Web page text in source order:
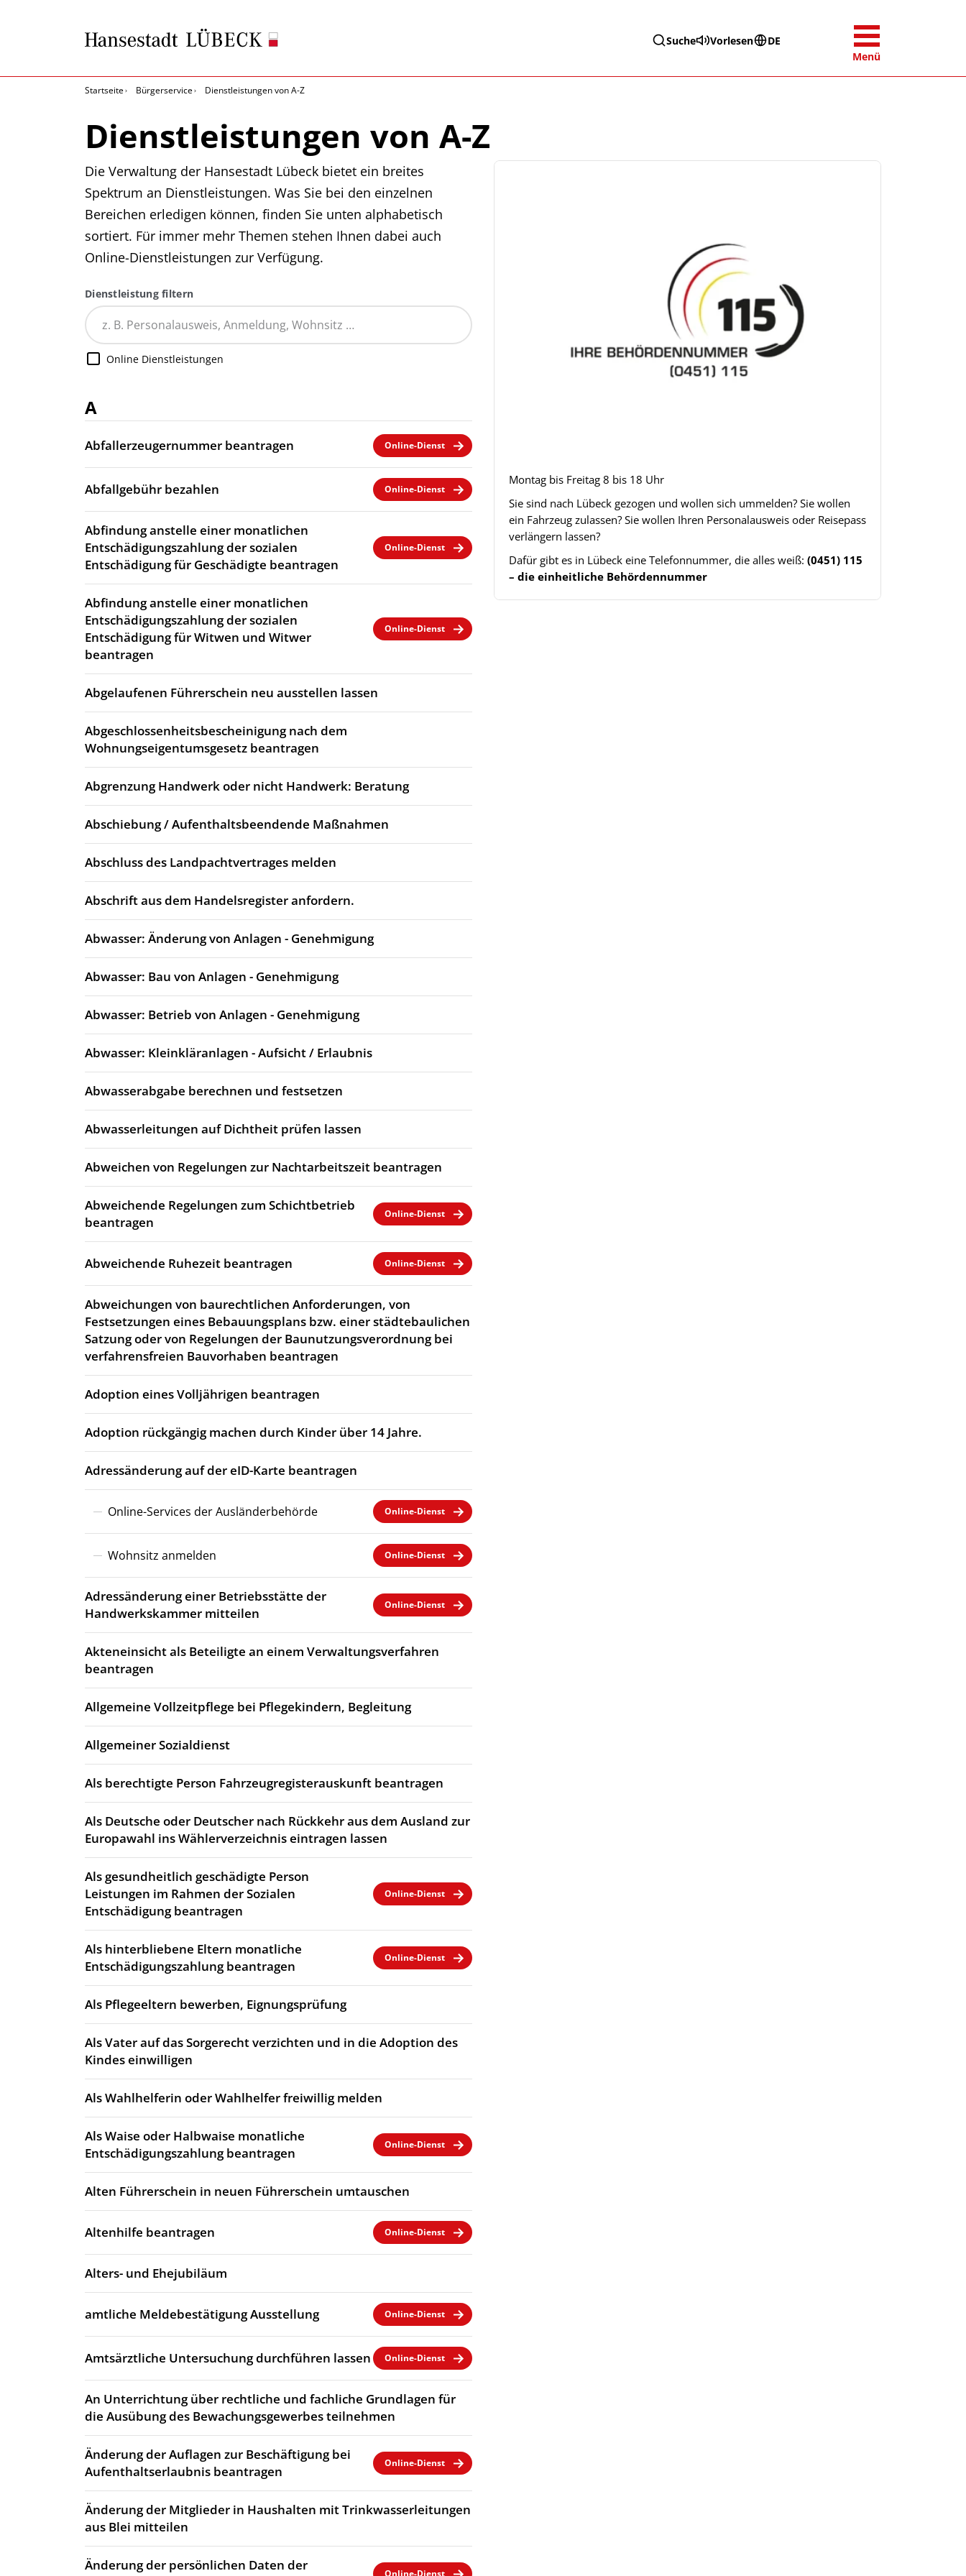
Suche Vorlesen
DE
Menü
Startseite Bürgerservice Dienstleistungen von A-Z
Dienstleistungen von A-Z
Die Verwaltung der Hansestadt Lübeck bietet ein breites
Spektrum an Dienstleistungen. Was Sie bei den einzelnen
Bereichen erledigen können, finden Sie unten alphabetisch
sortiert. Für immer mehr Themen stehen Ihnen dabei auch
Online-Dienstleistungen zur Verfügung.
Dienstleistung filtern
Online Dienstleistungen
A
Abfallerzeugernummer beantragen Online-Dienst
Abfallgebühr bezahlen Online-Dienst
Abfindung anstelle einer monatlichen
Entschädigungszahlung der sozialen
Entschädigung für Geschädigte beantragen
Online-Dienst
Abfindung anstelle einer monatlichen
Entschädigungszahlung der sozialen
Entschädigung für Witwen und Witwer
beantragen
Online-Dienst
Abgelaufenen Führerschein neu ausstellen lassen
Abgeschlossenheitsbescheinigung nach dem
Wohnungseigentumsgesetz beantragen
Abgrenzung Handwerk oder nicht Handwerk: Beratung
Abschiebung / Aufenthaltsbeendende Maßnahmen
Abschluss des Landpachtvertrages melden
Abschrift aus dem Handelsregister anfordern.
Abwasser: Änderung von Anlagen - Genehmigung
Abwasser: Bau von Anlagen - Genehmigung
Abwasser: Betrieb von Anlagen - Genehmigung
Abwasser: Kleinkläranlagen - Aufsicht / Erlaubnis
Abwasserabgabe berechnen und festsetzen
Abwasserleitungen auf Dichtheit prüfen lassen
Abweichen von Regelungen zur Nachtarbeitszeit beantragen
Abweichende Regelungen zum Schichtbetrieb
beantragen
Online-Dienst
Abweichende Ruhezeit beantragen Online-Dienst
Abweichungen von baurechtlichen Anforderungen, von
Festsetzungen eines Bebauungsplans bzw. einer städtebaulichen
Satzung oder von Regelungen der Baunutzungsverordnung bei
verfahrensfreien Bauvorhaben beantragen
Adoption eines Volljährigen beantragen
Adoption rückgängig machen durch Kinder über 14 Jahre.
Adressänderung auf der eID-Karte beantragen
Online-Services der Ausländerbehörde Online-Dienst
Wohnsitz anmelden Online-Dienst
Adressänderung einer Betriebsstätte der
Handwerkskammer mitteilen
Online-Dienst
Akteneinsicht als Beteiligte an einem Verwaltungsverfahren
beantragen
Allgemeine Vollzeitpflege bei Pflegekindern, Begleitung
Allgemeiner Sozialdienst
Als berechtigte Person Fahrzeugregisterauskunft beantragen
Als Deutsche oder Deutscher nach Rückkehr aus dem Ausland zur
Europawahl ins Wählerverzeichnis eintragen lassen
Als gesundheitlich geschädigte Person
Leistungen im Rahmen der Sozialen
Entschädigung beantragen
Online-Dienst
Als hinterbliebene Eltern monatliche
Entschädigungszahlung beantragen
Online-Dienst
Als Pflegeeltern bewerben, Eignungsprüfung
Als Vater auf das Sorgerecht verzichten und in die Adoption des
Kindes einwilligen
Als Wahlhelferin oder Wahlhelfer freiwillig melden
Als Waise oder Halbwaise monatliche
Entschädigungszahlung beantragen
Online-Dienst
Alten Führerschein in neuen Führerschein umtauschen
Altenhilfe beantragen Online-Dienst
Alters- und Ehejubiläum
amtliche Meldebestätigung Ausstellung Online-Dienst
Amtsärztliche Untersuchung durchführen lassen Online-Dienst
An Unterrichtung über rechtliche und fachliche Grundlagen für
die Ausübung des Bewachungsgewerbes teilnehmen
Änderung der Auflagen zur Beschäftigung bei
Aufenthaltserlaubnis beantragen
Online-Dienst
Änderung der Mitglieder in Haushalten mit Trinkwasserleitungen
aus Blei mitteilen
Änderung der persönlichen Daten der
Online-Dienst
Montag bis Freitag 8 bis 18 Uhr
Sie sind nach Lübeck gezogen und wollen sich ummelden? Sie wollen
ein Fahrzeug zulassen? Sie wollen Ihren Personalausweis oder Reisepass
verlängern lassen?
Dafür gibt es in Lübeck eine Telefonnummer, die alles weiß: (0451) 115
– die einheitliche Behördennummer